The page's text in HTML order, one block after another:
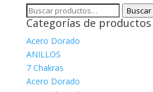
Buscar
por:
Buscar
Categorías de productos
Acero Dorado
ANILLOS
7 Chakras
Acero Dorado